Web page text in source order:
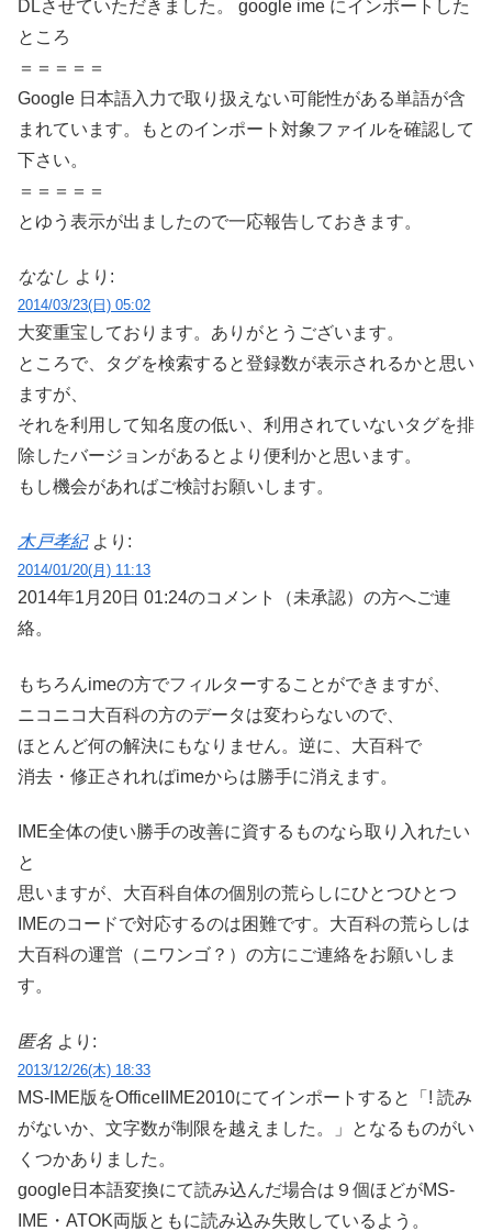
DLさせていただきました。 google ime にインポートした
ところ
＝＝＝＝＝
Google 日本語入力で取り扱えない可能性がある単語が含
まれています。もとのインポート対象ファイルを確認して
下さい。
＝＝＝＝＝
とゆう表示が出ましたので一応報告しておきます。
ななし より:
2014/03/23(日) 05:02
大変重宝しております。ありがとうございます。
ところで、タグを検索すると登録数が表示されるかと思い
ますが、
それを利用して知名度の低い、利用されていないタグを排
除したバージョンがあるとより便利かと思います。
もし機会があればご検討お願いします。
木戸孝紀 より:
2014/01/20(月) 11:13
2014年1月20日 01:24のコメント（未承認）の方へご連
絡。
もちろんimeの方でフィルターすることができますが、
ニコニコ大百科の方のデータは変わらないので、
ほとんど何の解決にもなりません。逆に、大百科で
消去・修正されればimeからは勝手に消えます。
IME全体の使い勝手の改善に資するものなら取り入れたい
と
思いますが、大百科自体の個別の荒らしにひとつひとつ
IMEのコードで対応するのは困難です。大百科の荒らしは
大百科の運営（ニワンゴ？）の方にご連絡をお願いしま
す。
匿名 より:
2013/12/26(木) 18:33
MS-IME版をOfficeIIME2010にてインポートすると「! 読み
がないか、文字数が制限を越えました。」となるものがい
くつかありました。
google日本語変換にて読み込んだ場合は９個ほどがMS-
IME・ATOK両版ともに読み込み失敗しているよう。